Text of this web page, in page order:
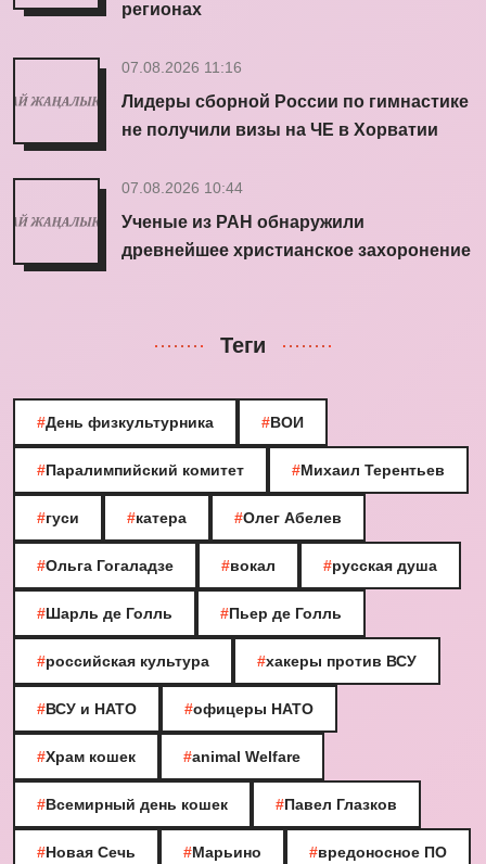
регионах
07.08.2026 11:16
Лидеры сборной России по гимнастике
не получили визы на ЧЕ в Хорватии
07.08.2026 10:44
Ученые из РАН обнаружили
древнейшее христианское захоронение
Теги
#День физкультурника #ВОИ
#Паралимпийский комитет #Михаил Терентьев
#гуси #катера #Олег Абелев
#Ольга Гогаладзе #вокал #русская душа
#Шарль де Голль #Пьер де Голль
#российская культура #хакеры против ВСУ
#ВСУ и НАТО #офицеры НАТО
#Храм кошек #animal Welfare
#Всемирный день кошек #Павел Глазков
#Новая Сечь #Марьино #вредоносное ПО